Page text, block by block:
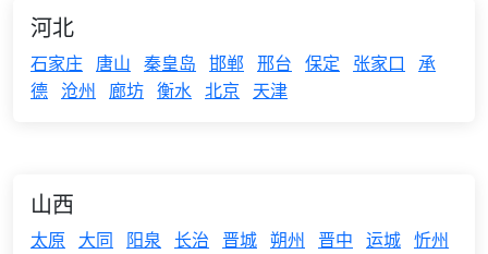
河北
石家庄 唐山 秦皇岛 邯郸 邢台 保定 张家口
承
德 沧州 廊坊 衡水 北京 天津
山西
太原 大同 阳泉 长治 晋城 朔州 晋中 运城 忻州